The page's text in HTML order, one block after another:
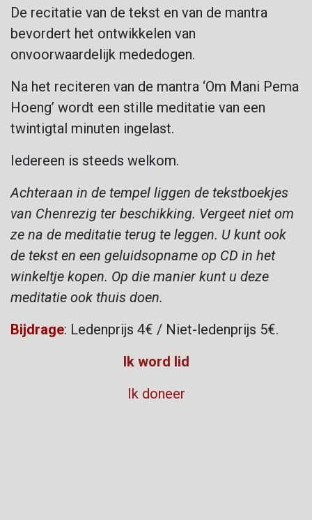
De recitatie van de tekst en van de mantra
bevordert het ontwikkelen van
onvoorwaardelijk mededogen.
Na het reciteren van de mantra ‘Om Mani Pema
Hoeng’ wordt een stille meditatie van een
twintigtal minuten ingelast.
Iedereen is steeds welkom.
Achteraan in de tempel liggen de tekstboekjes
van Chenrezig ter beschikking. Vergeet niet om
ze na de meditatie terug te leggen. U kunt ook
de tekst en een geluidsopname op CD in het
winkeltje kopen. Op die manier kunt u deze
meditatie ook thuis doen.
Bijdrage: Ledenprijs 4€ / Niet-ledenprijs 5€.
Ik word lid
Ik doneer